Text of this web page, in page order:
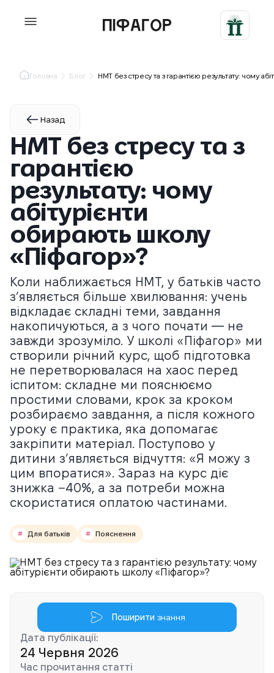
Головна Блог НМТ без стресу та з гарантією результату: чому
Назад
НМТ без стресу та з
гарантією
результату: чому
абітурієнти
обирають школу
«Піфагор»?
Коли наближається НМТ, у батьків часто
з’являється більше хвилювання: учень
відкладає складні теми, завдання
накопичуються, а з чого почати — не
завжди зрозуміло. У школі «Піфагор» ми
створили річний курс, щоб підготовка
не перетворювалася на хаос перед
іспитом: складне ми пояснюємо
простими словами, крок за кроком
розбираємо завдання, а після кожного
уроку є практика, яка допомагає
закріпити матеріал. Поступово у
дитини з’являється відчуття: «Я можу з
цим впоратися». Зараз на курс діє
знижка −40%, а за потреби можна
скористатися оплатою частинами.
Для батьків Пояснення
Поширити знання
Дата публікації:
24 Червня 2026
Час прочитання статті